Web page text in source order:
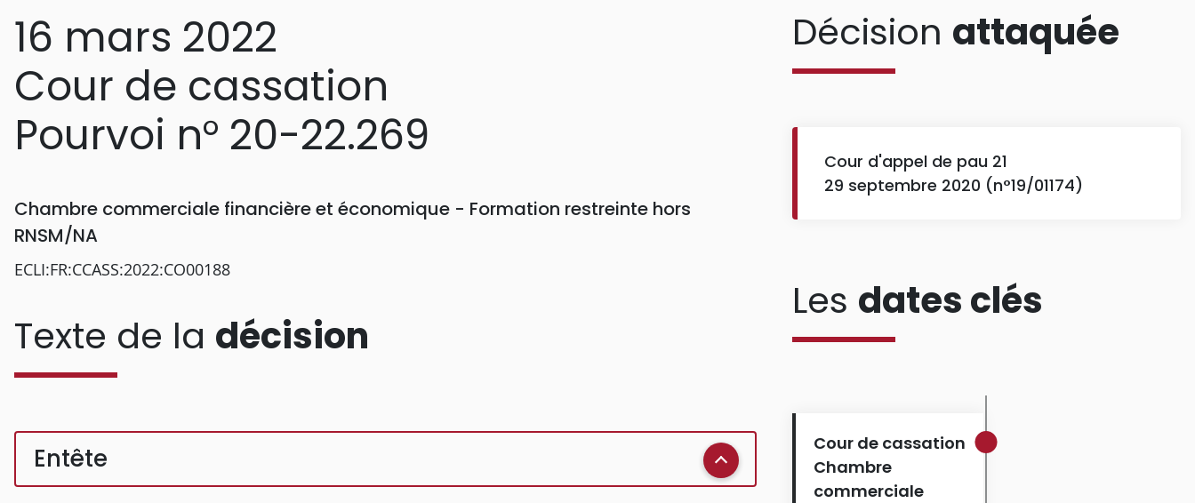
16 mars 2022
Cour de cassation
Pourvoi n° 20-22.269
Chambre commerciale financière et économique - Formation restreinte hors
RNSM/NA
ECLI:FR:CCASS:2022:CO00188
Texte de la décision
Entête
Décision attaquée
Cour d'appel de pau 21
29 septembre 2020 (n°19/01174)
Les dates clés
Cour de cassation
Chambre
commerciale